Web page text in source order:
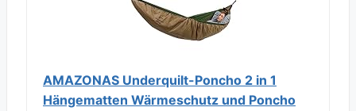
AMAZONAS Underquilt-Poncho 2 in 1
Hängematten Wärmeschutz und Poncho